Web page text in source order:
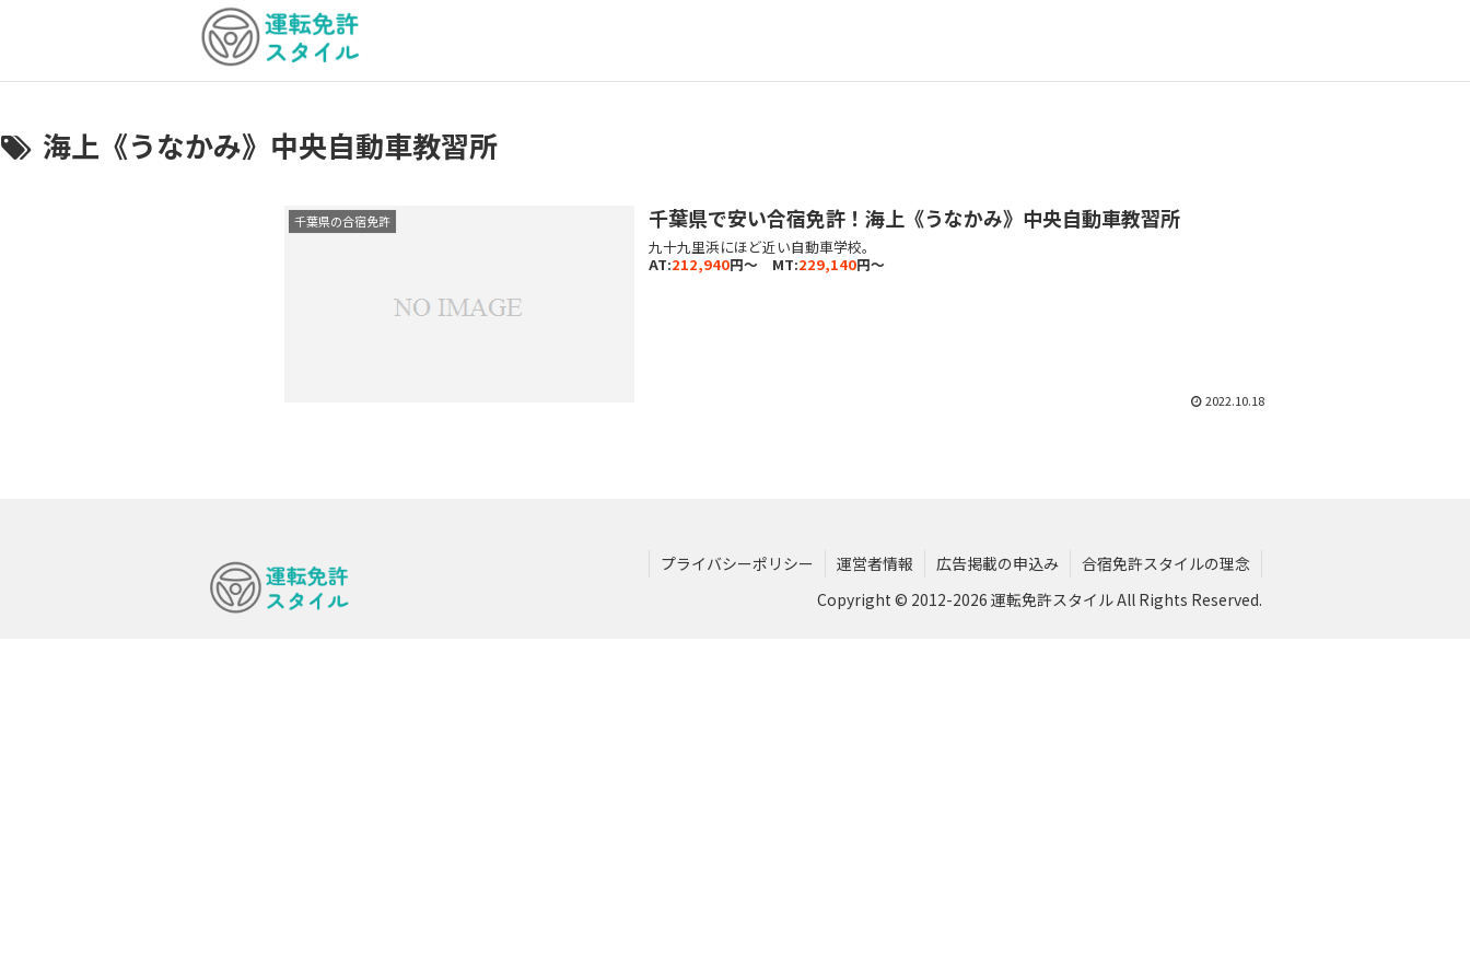
海上《うなかみ》中央自動車教習所
千葉県の合宿免許 千葉県で安い合宿免許！海上《うなかみ》中央自動車教習所
九十九里浜にほど近い自動車学校。
AT:212,940円～ MT:229,140円～
2022.10.18
プライバシーポリシー 運営者情報 広告掲載の申込み
合宿免許スタイルの理念
Copyright © 2012-2026 運転免許スタイル All Rights Reserved.